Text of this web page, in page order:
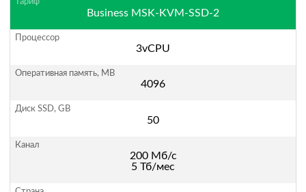
Business MSK-KVM-SSD-2
3vCPU
4096
50
200 Мб/с
5 Тб/мес